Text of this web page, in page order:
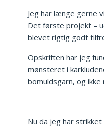
Jeg har længe gerne
Det første projekt –
blevet rigtig godt
Opskriften har jeg
mønsteret i
bomuldsgarn, og ikke
Nu da jeg har